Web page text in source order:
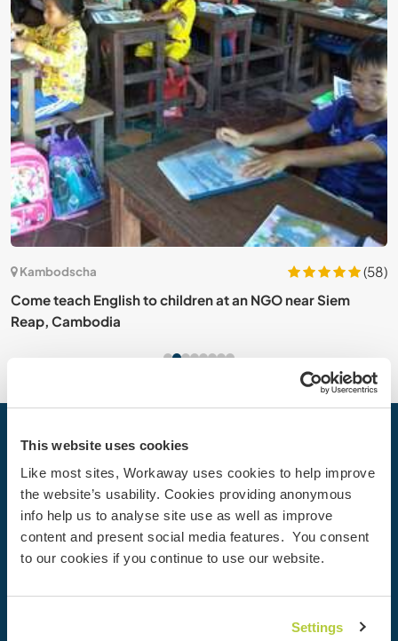
This website uses cookies
Like most sites, Workaway uses cookies to help improve
the website’s usability. Cookies providing anonymous
info help us to analyse site use as well as improve
content and present social media features. You consent
to our cookies if you continue to use our website.
Settings
Kambodscha
(58)
Come teach English to children at an NGO near Siem
Reap, Cambodia
Dein nächstes Abenteuer beginnt
heute
Werde heute Mitglied der Workaway-Community und
erlebe einzigartige Reiseerfahrungen mit mehr als 50.000
Möglichkeiten weltweit.